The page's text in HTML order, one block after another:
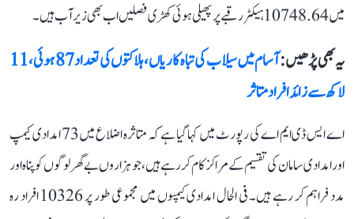
میں 10748.64 ہیکٹر رقبے پر پھیلی ہوئی کھڑی فصلیں اب بھی زیر آب ہیں۔
یہ بھی پڑھیں :
آسام میں سیلاب کی تباہ کاریاں، ہلاکتوں کی تعداد 87 ہوئی، 11
لاکھ سے زائد افراد متاثر
اے ایس ڈی ایم اے کی رپورٹ میں کہا گیا ہے کہ متاثرہ اضلاع میں 73 امدادی کیمپ
اور امدادی سامان کی تقسیم کے مراکز کام کر رہے ہیں، جو ہزاروں بے گھر لوگوں کو پناہ اور
مدد فراہم کر رہے ہیں۔ فی الحال امدادی کیمپوں میں مجموعی طور پر 10326 افراد رہ